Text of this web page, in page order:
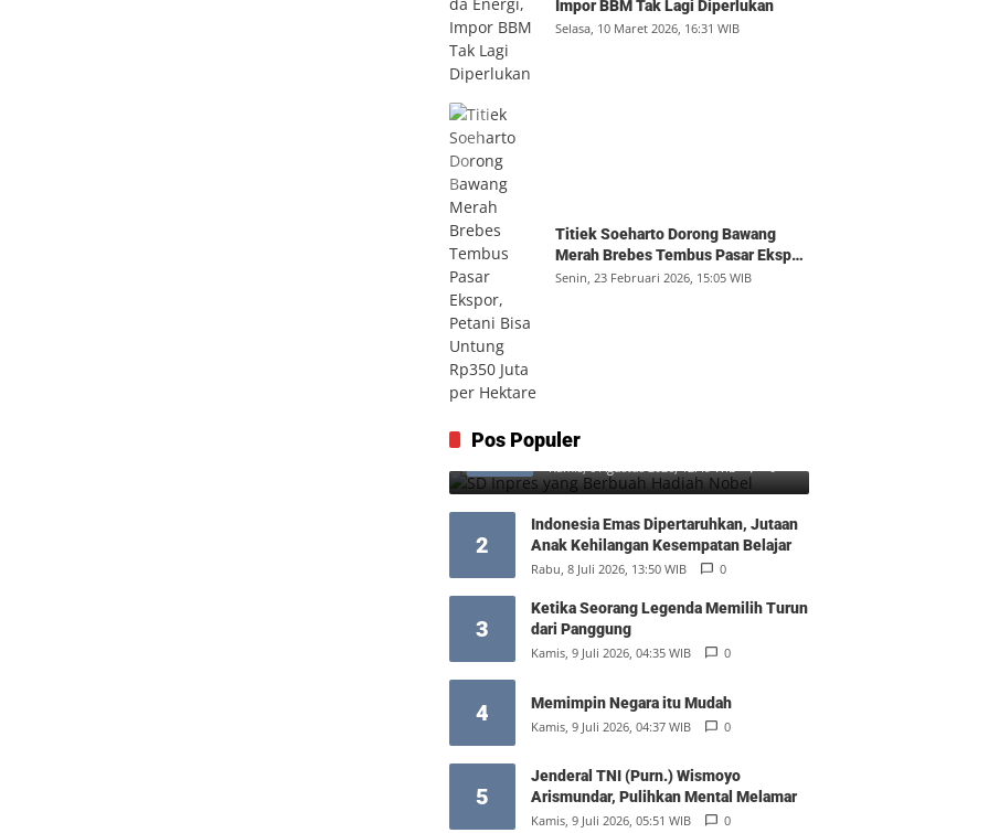
Impor BBM Tak Lagi Diperlukan
Selasa, 10 Maret 2026, 16:31 WIB
Titiek Soeharto Dorong Bawang
Merah Brebes Tembus Pasar Ekspor,
Petani Bisa Untung Rp350 Juta per
Senin, 23 Februari 2026, 15:05 WIB
Pos Populer
1
Nobel
Kamis, 6 Agustus 2026, 12:49 WIB 0
2
Indonesia Emas Dipertaruhkan, Jutaan
Anak Kehilangan Kesempatan Belajar
Rabu, 8 Juli 2026, 13:50 WIB 0
3
Ketika Seorang Legenda Memilih Turun
dari Panggung
Kamis, 9 Juli 2026, 04:35 WIB 0
4 Memimpin Negara itu Mudah
Kamis, 9 Juli 2026, 04:37 WIB 0
5
Jenderal TNI (Purn.) Wismoyo
Arismundar, Pulihkan Mental Melamar
Kamis, 9 Juli 2026, 05:51 WIB 0